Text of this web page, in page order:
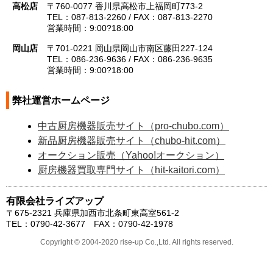
高松店
〒760-0077 香川県高松市上福岡町773-2
TEL：087-813-2260 / FAX：087-813-2270
営業時間：9:00?18:00
岡山店
〒701-0221 岡山県岡山市南区藤田227-124
TEL：086-236-9636 / FAX：086-236-9635
営業時間：9:00?18:00
弊社運営ホームページ
中古厨房機器販売サイト（pro-chubo.com）
新品厨房機器販売サイト（chubo-hit.com）
オークション販売（Yahoo!オークション）
厨房機器買取専門サイト（hit-kaitori.com）
有限会社ライズアップ
〒675-2321 兵庫県加西市北条町東高室561-2
TEL：0790-42-3677 FAX：0790-42-1978
Copyright © 2004-2020 rise-up Co.,Ltd. All rights reserved.